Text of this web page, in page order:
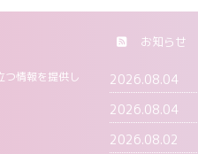
お知らせ
2026.08.04
2026.08.04
2026.08.02
つ情報を提供し